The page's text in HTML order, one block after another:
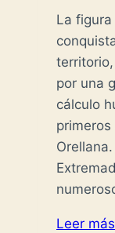
La
por una
cálculo
Leer más